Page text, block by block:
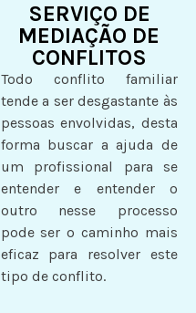
SERVIÇO DE
MEDIAÇÃO DE
CONFLITOS
Todo conflito familiar
tende a ser desgastante às
pessoas envolvidas, desta
forma buscar a ajuda de
um profissional para se
entender e entender o
outro nesse processo
pode ser o caminho mais
eficaz para resolver este
tipo de conflito.